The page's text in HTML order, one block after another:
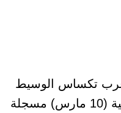
غرب تكساس الوسيط
13% منذ إغلاق الجمعة الماضية (10 مارس) مسجلة